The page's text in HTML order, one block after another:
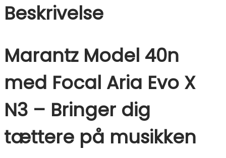
Beskrivelse
Marantz Model 40n
med Focal Aria Evo X
N3 – Bringer dig
tættere på musikken